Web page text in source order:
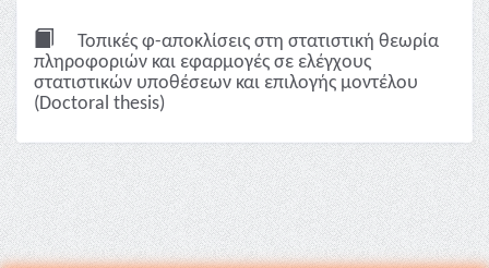
Τοπικές φ-αποκλίσεις στη στατιστική θεωρία
πληροφοριών και εφαρμογές σε ελέγχους
στατιστικών υποθέσεων και επιλογής μοντέλου
(Doctoral thesis)